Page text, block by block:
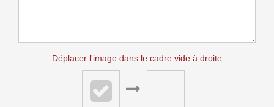
Déplacer l'image dans le cadre vide à droite